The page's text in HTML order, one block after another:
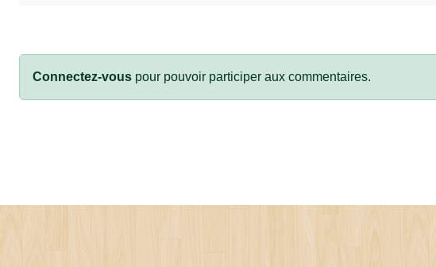
Connectez-vous pour pouvoir participer aux commentaires.